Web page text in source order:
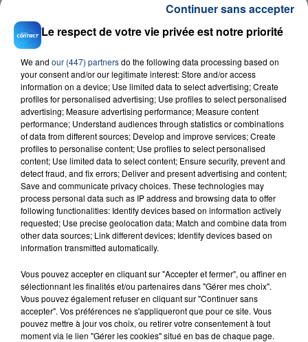
23 juillet 2026
INCENDIE MORTEL À LENS : UNE FEMME ET
SON BÉBÉ ENTRE LA VIE ET LA...
Un homme s'est immolé par le feu après avoir
aspergé sa compagne et leur bébé de trois mois
d'un liquide inflammable.
20 juillet 2026
UNE ADOLESCENTE DEVANT SE FAIRE
OPÉRER DE LA CHEVILLE RESSORT DE LA...
La famille a porté plainte contre la clinique qui a
reconnu sa responsabilité et présenté ses
excuses.
TITRES DIFFUSÉS
14h56
14h56 14h53
14h53
Le respect de votre vie privée est notre priorité
We and our (447) partnersdo the following data processing based on
your consent and/or our legitimate interest: Store and/or access
information on a device; Use limited data to select advertising; Create
profiles for personalised advertising; Use profiles to select personalised
advertising; Measure advertising performance; Measure content
performance; Understand audiences through statistics or combinations
of data from different sources; Develop and improve services; Create
profiles to personalise content; Use profiles to select personalised
content; Use limited data to select content; Ensure security, prevent and
detect fraud, and fix errors; Deliver and present advertising and content;
Save and communicate privacy choices. These technologies may
process personal data such as IP address and browsing data to offer
following functionalities: Identify devices based on information actively
requested; Use precise geolocation data; Match and combine data from
other data sources; Link different devices; Identify devices based on
information transmitted automatically.
Vous pouvez accepter en cliquant sur "Accepter et fermer", ou affiner en
sélectionnant les finalités et/ou partenaires dans "Gérer mes choix".
Vous pouvez également refuser en cliquant sur "Continuer sans
accepter". Vos préférences ne s'appliqueront que pour ce site. Vous
pouvez mettre à jour vos choix, ou retirer votre consentement à tout
moment via le lien "Gérer les cookies" situé en bas de chaque page.
Continuer sans accepter